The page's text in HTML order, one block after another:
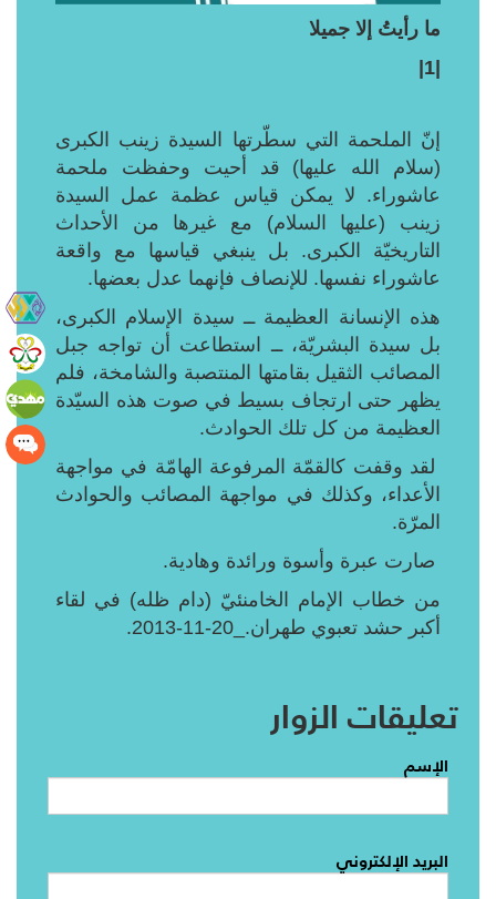
ما رأيتُ إلا جميلا
إنّ الملحمة التي سطّرتها السيدة زينب الكبرى
(سلام الله عليها) قد أحيت وحفظت ملحمة
عاشوراء. لا يمكن قياس عظمة عمل السيدة
زينب (عليها السلام) مع غيرها من الأحداث
التاريخيّة الكبرى. بل ينبغي قياسها مع واقعة
عاشوراء نفسها. للإنصاف فإنهما عدل بعضها.
هذه الإنسانة العظيمة ــ سيدة الإسلام الكبرى،
بل سيدة البشريّة، ــ استطاعت أن تواجه جبل
المصائب الثقيل بقامتها المنتصبة والشامخة، فلم
يظهر حتى ارتجاف بسيط في صوت هذه السيّدة
العظيمة من كل تلك الحوادث.
لقد وقفت كالقمّة المرفوعة الهامّة في مواجهة
الأعداء، وكذلك في مواجهة المصائب والحوادث
المرّة.
صارت عبرة وأسوة ورائدة وهادية.
من خطاب الإمام الخامنئيّ (دام ظله) في لقاء
أكبر حشد تعبوي طهران._20-11-2013.
تعليقات الزوار
الإسم
البريد الإلكتروني